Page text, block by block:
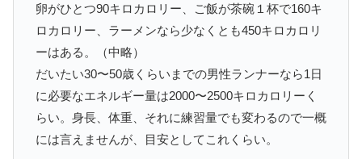
卵がひとつ90キロカロリー、ご飯が茶碗１杯で160キ
ロカロリー、ラーメンなら少なくとも450キロカロリ
ーはある。（中略）
だいたい30〜50歳くらいまでの男性ランナーなら1日
に必要なエネルギー量は2000〜2500キロカロリーく
らい。身長、体重、それに練習量でも変わるので一概
には言えませんが、目安としてこれくらい。